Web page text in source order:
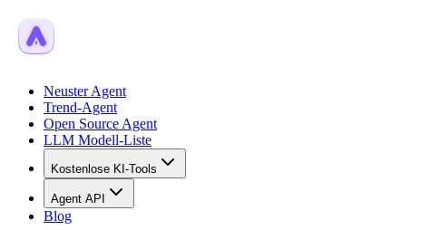
Neuster Agent
Trend-Agent
Open Source Agent
LLM Modell-Liste
Kostenlose KI-Tools
Agent API
Blog